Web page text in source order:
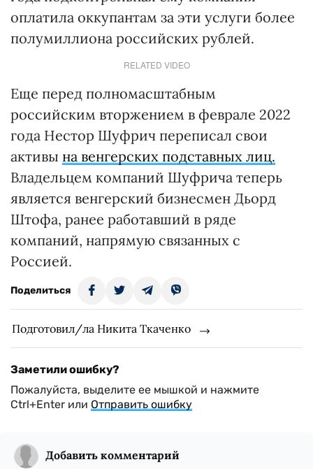
оплатила оккупантам за эти услуги более
полумиллиона российских рублей.
RELATED VIDEO
Еще перед полномасштабным
российским вторжением в феврале 2022
года Нестор Шуфрич переписал свои
активы на венгерских подставных лиц.
Владельцем компаний Шуфрича теперь
является венгерский бизнесмен Дьорд
Штофа, ранее работавший в ряде
компаний, напрямую связанных с
Россией.
Поделиться
Подготовил/ла Никита Ткаченко
Заметили ошибку?
Пожалуйста, выделите ее мышкой и нажмите
Ctrl+Enter или Отправить ошибку
Добавить комментарий